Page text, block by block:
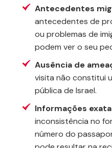
Antecedentes
antecedentes de
ou problemas de
podem ver o seu
Ausência de
visita não constitui
pública de Israel.
Informações
inconsistência no
número do